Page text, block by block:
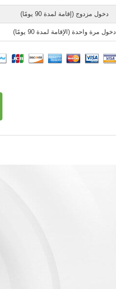
دخول مزدوج (إقامة لمدة 90 يومًا)
دخول مرة واحدة (الإقامة لمدة 90 يومًا)